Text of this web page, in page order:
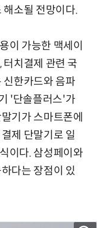
해소될 전망이다.
이 가능한 맥세이
치결제 관련 국
신한카드와 음파
'단솔플러스'가
기가 스마트폰에
제 단말기로 일
이다. 삼성페이와
다는 장점이 있